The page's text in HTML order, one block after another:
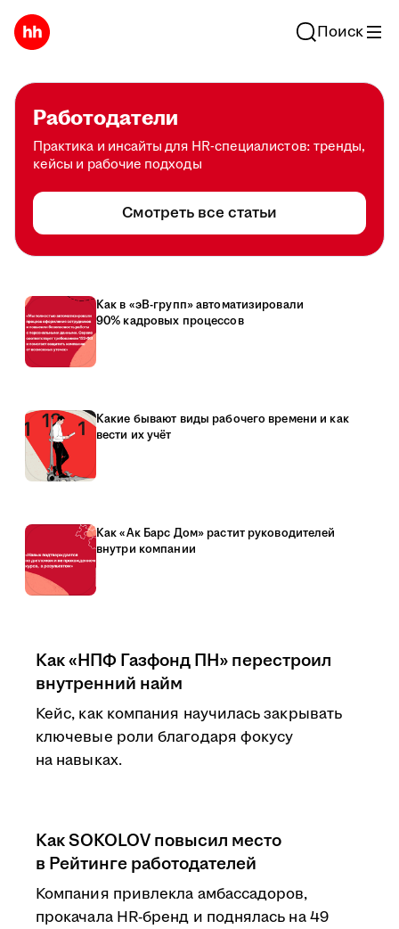
Поиск
Работодатели
Практика и инсайты для HR-специалистов: тренды,
кейсы и рабочие подходы
Смотреть все статьи
Как в «эВ-групп» автоматизировали
90% кадровых процессов
Какие бывают виды рабочего времени и как
вести их учёт
Как «Ак Барс Дом» растит руководителей
внутри компании
Как «НПФ Газфонд ПН» перестроил
внутренний найм
Кейс, как компания научилась закрывать
ключевые роли благодаря фокусу
на навыках.
Как SOKOLOV повысил место
в Рейтинге работодателей
Компания привлекла амбассадоров,
прокачала HR-бренд и поднялась на 49